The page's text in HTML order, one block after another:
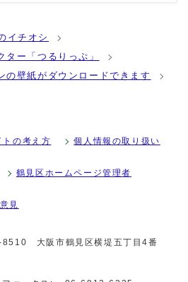
イチオシ
ー「つるりっぷ」
の壁紙がダウンロードできます
トの考え方 個人情報の取り扱い
鶴見区ホームページ管理者
見
8510 大阪市鶴見区横堤五丁目4番